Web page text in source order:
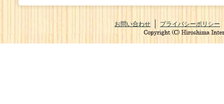
お問い合わせ プライバシーポリシー